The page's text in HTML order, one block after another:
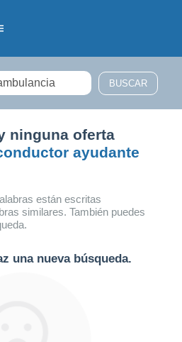
ninguna oferta
ayudante
están escritas
similares. También puedes
una nueva búsqueda.